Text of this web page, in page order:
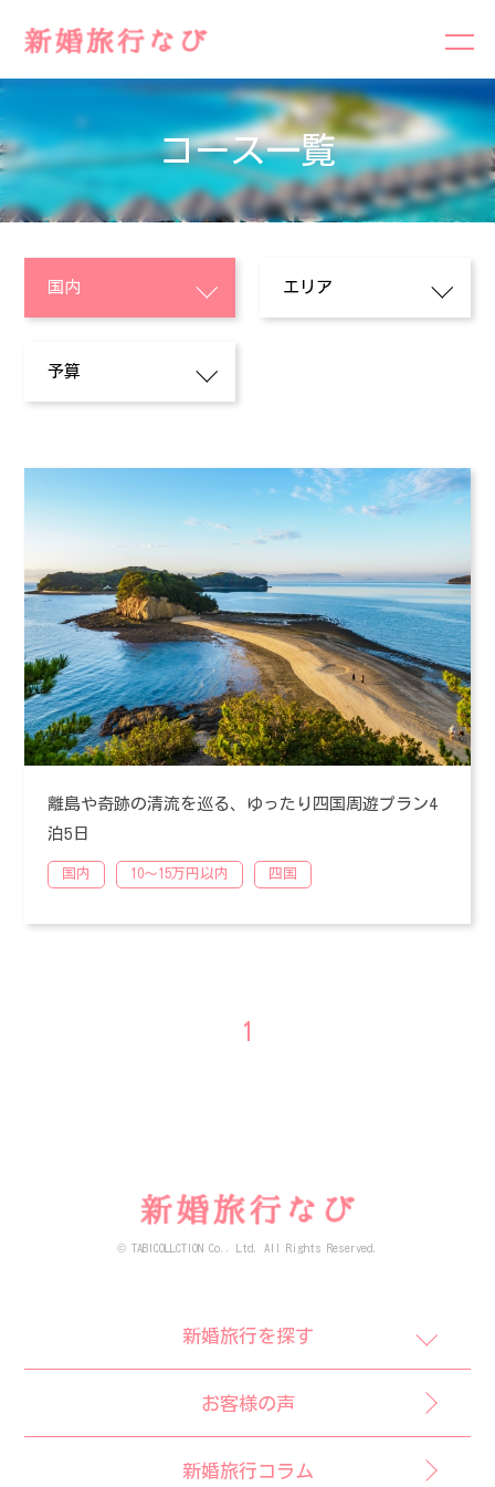
コース一覧
離島や奇跡の清流を巡る、ゆったり四国周遊プラン4
泊5日
国内 10〜15万円以内 四国
1
© TABICOLLCTION Co., Ltd. All Rights Reserved.
新婚旅行を探す
お客様の声
新婚旅行コラム